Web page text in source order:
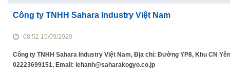
Công ty TNHH Sahara Industry Việt Nam
08:52 15/09/2020
Công ty TNHH Sahara Industry Việt Nam, Địa chỉ: Đường YP8, Khu CN
02223699151, Email: lehanh@saharakogyo.co.jp